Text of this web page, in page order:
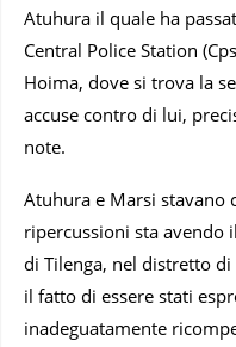
Atuhura il quale ha
Central Police Station
Hoima, dove si trova la
accuse contro di lui,
note.
Atuhura e Marsi stavano
ripercussioni sta avendo
di Tilenga, nel distretto
il fatto di essere stati
inadeguatamente